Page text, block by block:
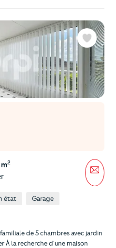
2
Favoris
état Garage
de 5 chambres avec jardin
À la recherche d'une maison